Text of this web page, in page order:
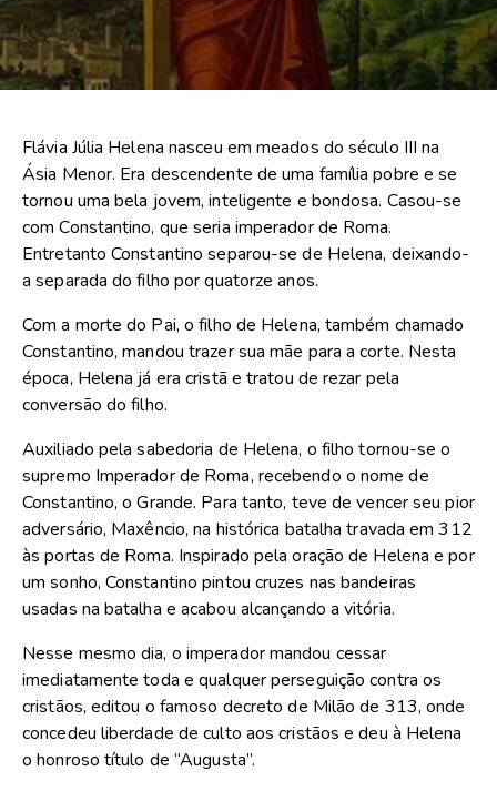
Flávia Júlia Helena nasceu em meados do século III na
Ásia Menor. Era descendente de uma família pobre e se
tornou uma bela jovem, inteligente e bondosa. Casou-se
com Constantino, que seria imperador de Roma.
Entretanto Constantino separou-se de Helena, deixando-
a separada do filho por quatorze anos.
Com a morte do Pai, o filho de Helena, também chamado
Constantino, mandou trazer sua mãe para a corte. Nesta
época, Helena já era cristã e tratou de rezar pela
conversão do filho.
Auxiliado pela sabedoria de Helena, o filho tornou-se o
supremo Imperador de Roma, recebendo o nome de
Constantino, o Grande. Para tanto, teve de vencer seu pior
adversário, Maxêncio, na histórica batalha travada em 312
às portas de Roma. Inspirado pela oração de Helena e por
um sonho, Constantino pintou cruzes nas bandeiras
usadas na batalha e acabou alcançando a vitória.
Nesse mesmo dia, o imperador mandou cessar
imediatamente toda e qualquer perseguição contra os
cristãos, editou o famoso decreto de Milão de 313, onde
concedeu liberdade de culto aos cristãos e deu à Helena
o honroso título de “Augusta”.